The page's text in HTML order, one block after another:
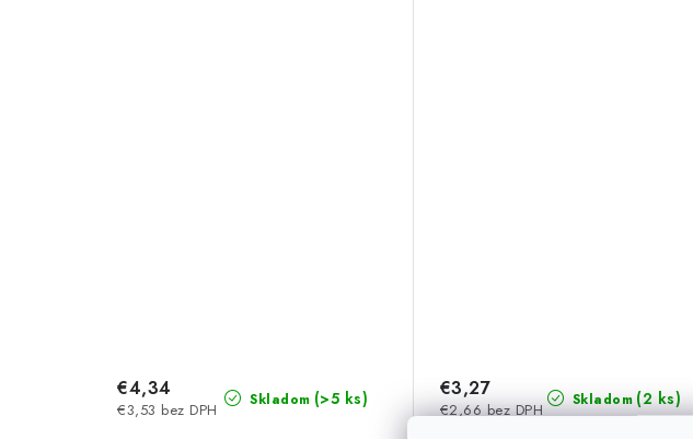
Skladom (>5 ks)
€3,53 bez DPH
€4,34 Skladom (2 ks)
€2,66 bez DPH
€3,27